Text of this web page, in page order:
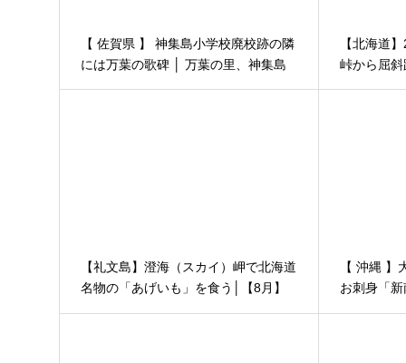
【 佐賀県 】 神集島小学校廃校跡の隣
には万葉の歌碑 │ 万葉の里、神集島
【北海道
峠から屈
【礼文島】澄海（スカイ）岬で北海道
名物の「あげいも」を食う│【8月】
【 沖縄
お刺身「